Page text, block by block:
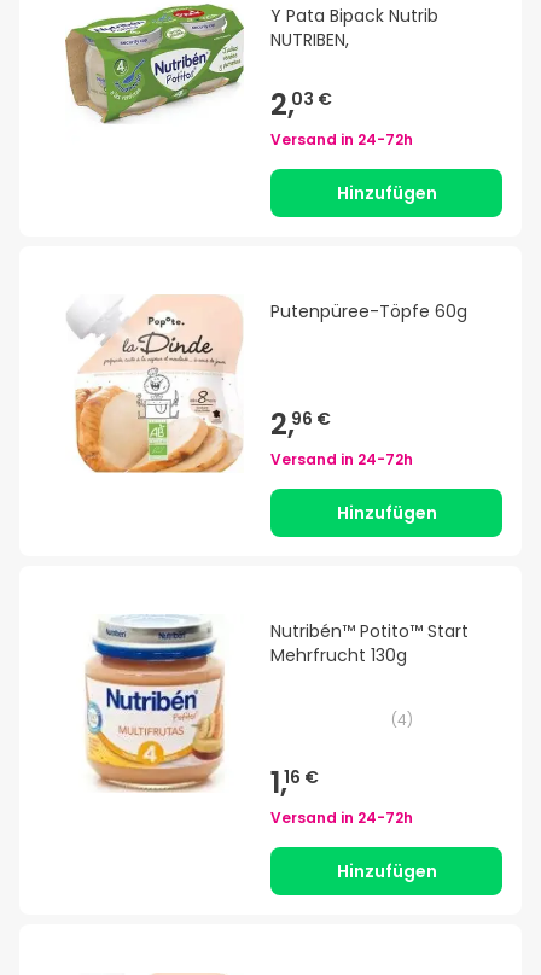
Y Pata Bipack Nutrib
NUTRIBEN,
2,03 €
Versand in 24-72h
Hinzufügen
Putenpüree-Töpfe 60g
2,96 €
Versand in 24-72h
Hinzufügen
Nutribén™ Potito™ Start
Mehrfrucht 130g
(4)
1,16 €
Versand in 24-72h
Hinzufügen